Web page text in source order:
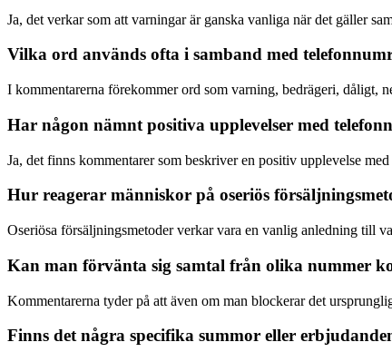
Ja, det verkar som att varningar är ganska vanliga när det gäller
Vilka ord används ofta i samband med
I kommentarerna förekommer ord som varning, bedrägeri, dåligt,
Har någon nämnt positiva upplevelser med
Ja, det finns kommentarer som beskriver en positiv upplevelse
Hur reagerar människor på oseriös
Oseriösa försäljningsmetoder verkar vara en vanlig anledning till
Kan man förvänta sig samtal från olika nummer
Kommentarerna tyder på att även om man blockerar det
Finns det några specifika summor eller